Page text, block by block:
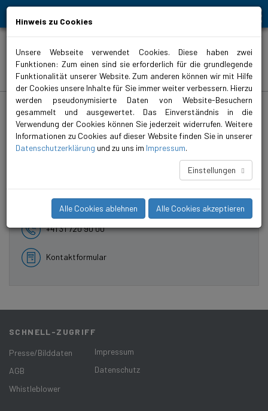
Referenzen
biral.ch > Top-Menu > Über Biral > Referenzen
Benötigen Sie Hilfe bei der Suche nach bestimmten
Informationen? Gerne helfen wir Ihnen weiter.
+41 31 720 90 00
Kontaktformular
SCHNELL-ZUGRIFF
Presse/Bilddaten
AGB
Whistleblower
Impressum
Datenschutz
Hinweis zu Cookies
Unsere Webseite verwendet Cookies. Diese haben zwei
Funktionen: Zum einen sind sie erforderlich für die grundlegende
Funktionalität unserer Website. Zum anderen können wir mit Hilfe
der Cookies unsere Inhalte für Sie immer weiter verbessern. Hierzu
werden pseudonymisierte Daten von Website-Besuchern
gesammelt und ausgewertet. Das Einverständnis in die
Verwendung der Cookies können Sie jederzeit widerrufen. Weitere
Informationen zu Cookies auf dieser Website finden Sie in unserer
Datenschutzerklärung und zu uns im Impressum.
Einstellungen
Alle Cookies ablehnen Alle Cookies akzeptieren